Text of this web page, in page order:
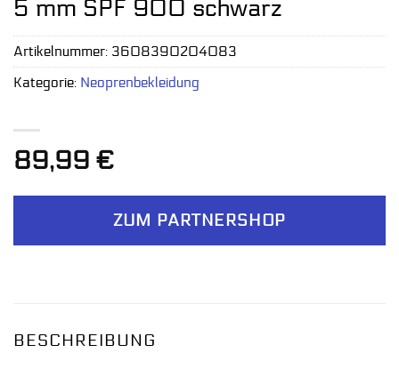
5 mm SPF 900 schwarz
89,99 €
ZUM PARTNERSHOP
Artikelnummer: 3608390204083
Kategorie: Neoprenbekleidung
BESCHREIBUNG